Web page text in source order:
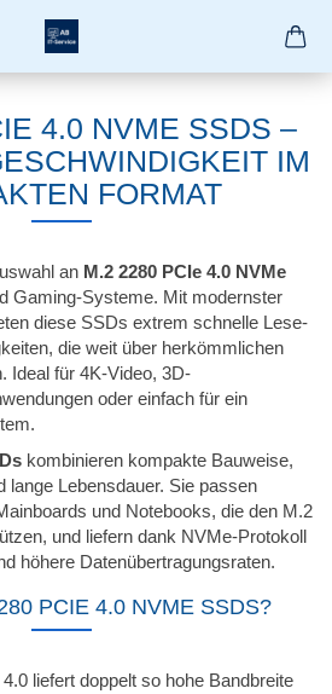
4.0 NVME SSDS –
IM
FORMAT
an M.2 2280 PCIe 4.0 NVMe
Gaming-Systeme. Mit modernster
diese SSDs extrem schnelle Lese-
die weit über herkömmlichen
Ideal für 4K-Video, 3D-
oder einfach für ein
kombinieren kompakte Bauweise,
lange Lebensdauer. Sie passen
und Notebooks, die den M.2
und liefern dank NVMe-Protokoll
höhere Datenübertragungsraten.
PCIE 4.0 NVME SSDS?
liefert doppelt so hohe Bandbreite